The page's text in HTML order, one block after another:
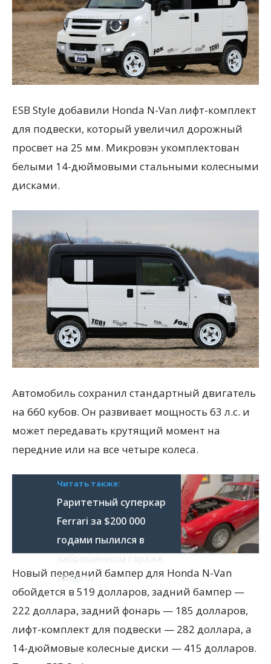
ESB Style добавили Honda N-Van лифт-комплект
для подвески, который увеличил дорожный
просвет на 25 мм. Микровэн укомплектован
белыми 14-дюймовыми стальными колесными
дисками.
Автомобиль сохранил стандартный двигатель
на 660 кубов. Он развивает мощность 63 л.с. и
может передавать крутящий момент на
передние или на все четыре колеса.
Читать также:
Раритетный суперкар
Ferrari за $200 000
годами пылился в
(видео)
Новый передний бампер для Honda N-Van
обойдется в 519 долларов, задний бампер —
222 доллара, задний фонарь — 185 долларов,
лифт-комплект для подвески — 282 доллара, а
14-дюймовые колесные диски — 415 долларов.